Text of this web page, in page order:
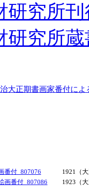
研究所
研究所
大正期書画家番付によ
番付_807076
1921（
画番付_807086
1923（